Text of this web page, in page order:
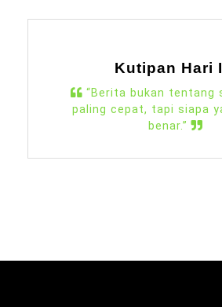
Kutipan Hari
“Berita bukan tentang
paling cepat, tapi siapa
benar.”